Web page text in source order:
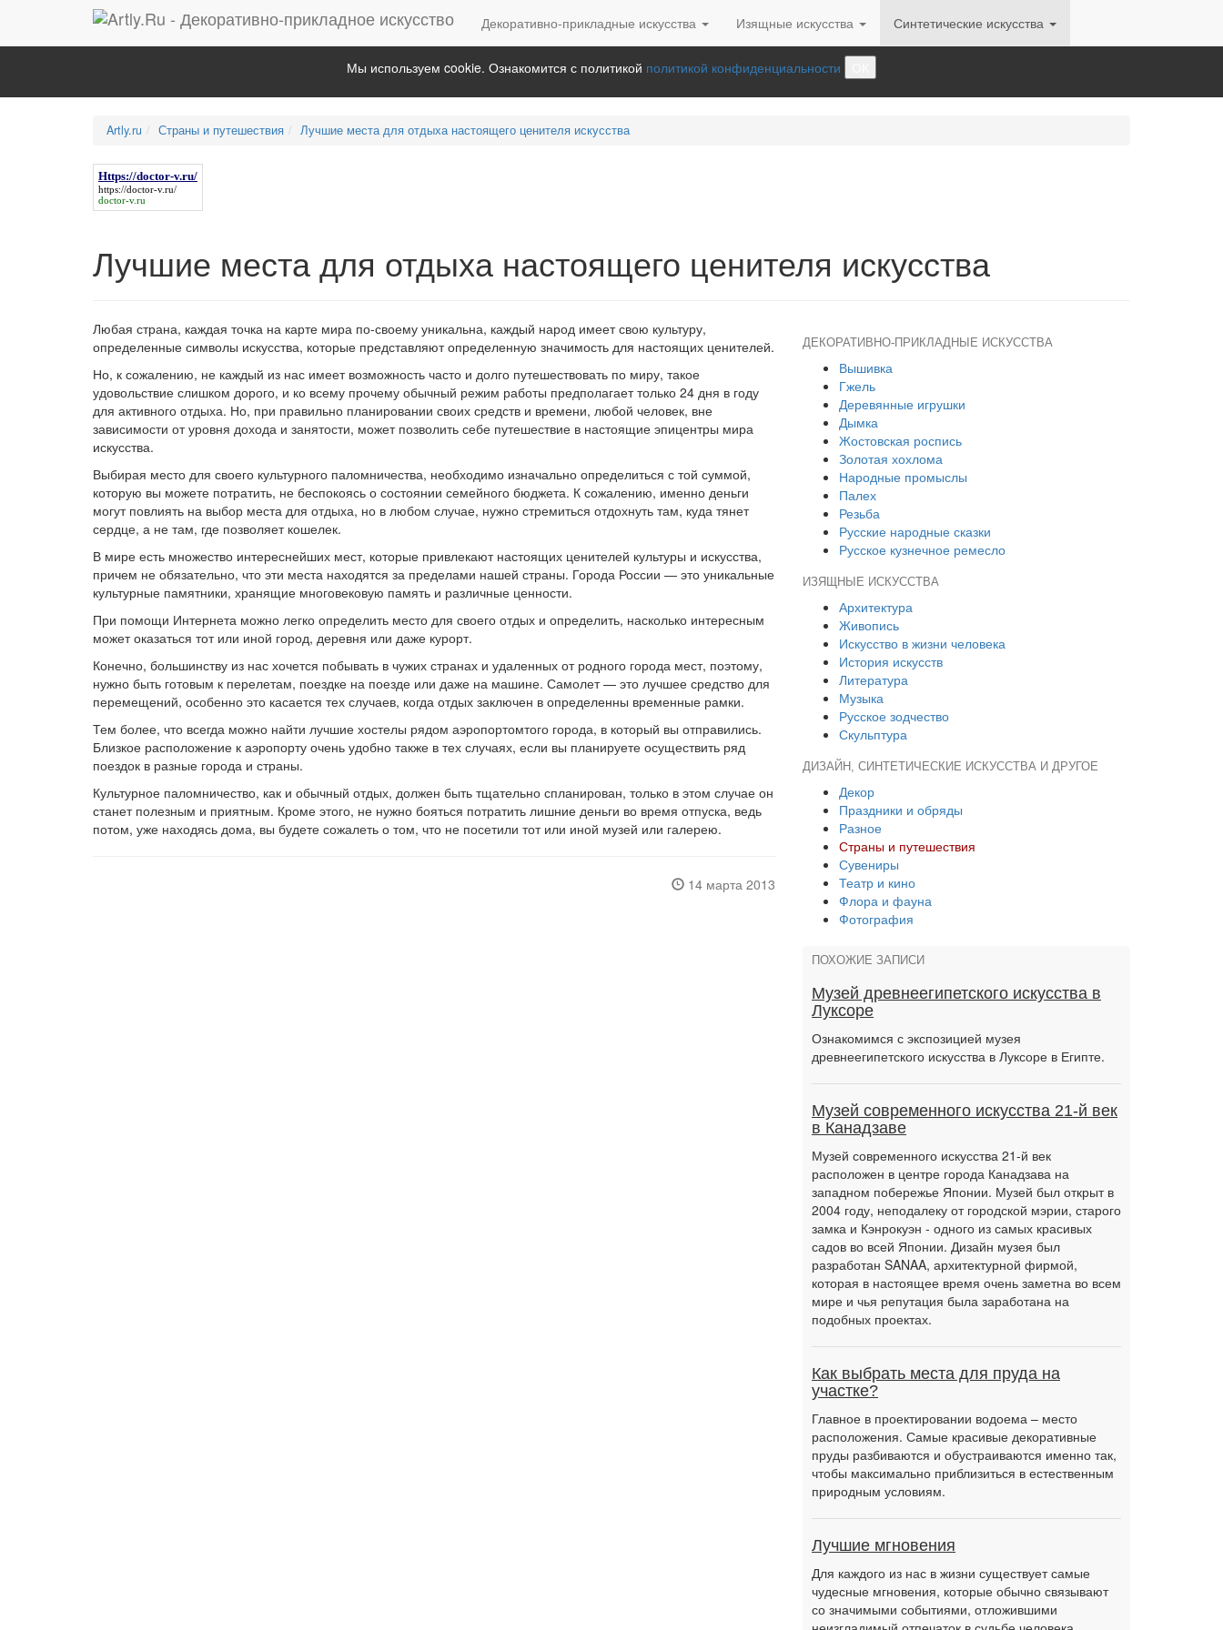
Декоративно-прикладные искусства Изящные искусства Синтетические искусства
Мы используем cookie. Ознакомится с политикой политикой конфиденциальности
Artly.ru Страны и путешествия Лучшие места для отдыха настоящего ценителя искусства
Https://doctor-v.ru/
https://doctor-v.ru/
doctor-v.ru
Лучшие места для отдыха настоящего ценителя искусства
Любая страна, каждая точка на карте мира по-своему уникальна, каждый народ имеет свою культуру,
определенные символы искусства, которые представляют определенную значимость для настоящих ценителей.
Но, к сожалению, не каждый из нас имеет возможность часто и долго путешествовать по миру, такое
удовольствие слишком дорого, и ко всему прочему обычный режим работы предполагает только 24 дня в году
для активного отдыха. Но, при правильно планировании своих средств и времени, любой человек, вне
зависимости от уровня дохода и занятости, может позволить себе путешествие в настоящие эпицентры мира
искусства.
Выбирая место для своего культурного паломничества, необходимо изначально определиться с той суммой,
которую вы можете потратить, не беспокоясь о состоянии семейного бюджета. К сожалению, именно деньги
могут повлиять на выбор места для отдыха, но в любом случае, нужно стремиться отдохнуть там, куда тянет
сердце, а не там, где позволяет кошелек.
В мире есть множество интереснейших мест, которые привлекают настоящих ценителей культуры и искусства,
причем не обязательно, что эти места находятся за пределами нашей страны. Города России — это уникальные
культурные памятники, хранящие многовековую память и различные ценности.
При помощи Интернета можно легко определить место для своего отдых и определить, насколько интересным
может оказаться тот или иной город, деревня или даже курорт.
Конечно, большинству из нас хочется побывать в чужих странах и удаленных от родного города мест, поэтому,
нужно быть готовым к перелетам, поездке на поезде или даже на машине. Самолет — это лучшее средство для
перемещений, особенно это касается тех случаев, когда отдых заключен в определенны временные рамки.
Тем более, что всегда можно найти лучшие хостелы рядом аэропортомтого города, в который вы отправились.
Близкое расположение к аэропорту очень удобно также в тех случаях, если вы планируете осуществить ряд
поездок в разные города и страны.
Культурное паломничество, как и обычный отдых, должен быть тщательно спланирован, только в этом случае он
станет полезным и приятным. Кроме этого, не нужно бояться потратить лишние деньги во время отпуска, ведь
потом, уже находясь дома, вы будете сожалеть о том, что не посетили тот или иной музей или галерею.
14 марта 2013
ДЕКОРАТИВНО-ПРИКЛАДНЫЕ ИСКУССТВА
Вышивка
Гжель
Деревянные игрушки
Дымка
Жостовская роспись
Золотая хохлома
Народные промыслы
Палех
Резьба
Русские народные сказки
Русское кузнечное ремесло
ИЗЯЩНЫЕ ИСКУССТВА
Архитектура
Живопись
Искусство в жизни человека
История искусств
Литература
Музыка
Русское зодчество
Скульптура
ДИЗАЙН, СИНТЕТИЧЕСКИЕ ИСКУССТВА И ДРУГОЕ
Декор
Праздники и обряды
Разное
Страны и путешествия
Сувениры
Театр и кино
Флора и фауна
Фотография
ПОХОЖИЕ ЗАПИСИ
Музей древнеегипетского искусства в
Луксоре
Ознакомимся с экспозицией музея
древнеегипетского искусства в Луксоре в Египте.
Музей современного искусства 21-й век
в Канадзаве
Музей современного искусства 21-й век
расположен в центре города Канадзава на
западном побережье Японии. Музей был открыт в
2004 году, неподалеку от городской мэрии, старого
замка и Кэнрокуэн - одного из самых красивых
садов во всей Японии. Дизайн музея был
разработан SANAA, архитектурной фирмой,
которая в настоящее время очень заметна во всем
мире и чья репутация была заработана на
подобных проектах.
Как выбрать места для пруда на
участке?
Главное в проектировании водоема – место
расположения. Самые красивые декоративные
пруды разбиваются и обустраиваются именно так,
чтобы максимально приблизиться в естественным
природным условиям.
Лучшие мгновения
Для каждого из нас в жизни существует самые
чудесные мгновения, которые обычно связывают
со значимыми событиями, отложившими